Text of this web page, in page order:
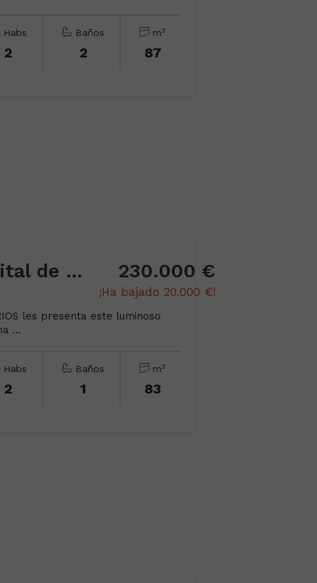
Habs
2
Baños
2
m2
87
Piso en Calle Hospital de Mujeres 230.000 €
¡Ha bajado 20.000 €!
les presenta este luminoso
...
Habs
2
Baños
1
m2
83